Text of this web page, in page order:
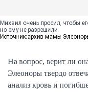
Михаил очень просил, чтобы
но ему не разрешили
Источник:архив мамы
На вопрос, верит ли
Элеоноры твердо
анализ кровь и